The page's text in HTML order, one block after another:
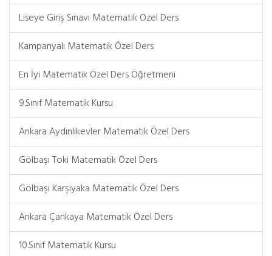
Liseye Giriş Sınavı Matematik Özel Ders
Kampanyalı Matematik Özel Ders
En İyi Matematik Özel Ders Öğretmeni
9.Sınıf Matematik Kursu
Ankara Aydınlıkevler Matematik Özel Ders
Gölbaşı Toki Matematik Özel Ders
Gölbaşı Karşıyaka Matematik Özel Ders
Ankara Çankaya Matematik Özel Ders
10.Sınıf Matematik Kursu